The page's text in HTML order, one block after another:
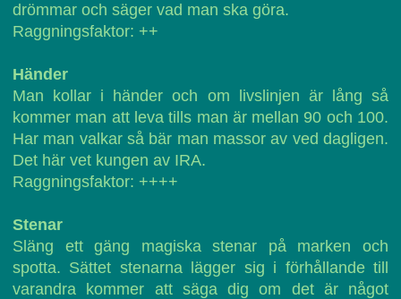
drömmar och säger vad man ska göra.
Raggningsfaktor: ++
Händer
Man kollar i händer och om livslinjen är lång så
kommer man att leva tills man är mellan 90 och 100.
Har man valkar så bär man massor av ved dagligen.
Det här vet kungen av IRA.
Raggningsfaktor: ++++
Stenar
Släng ett gäng magiska stenar på marken och
spotta. Sättet stenarna lägger sig i förhållande till
varandra kommer att säga dig om det är något